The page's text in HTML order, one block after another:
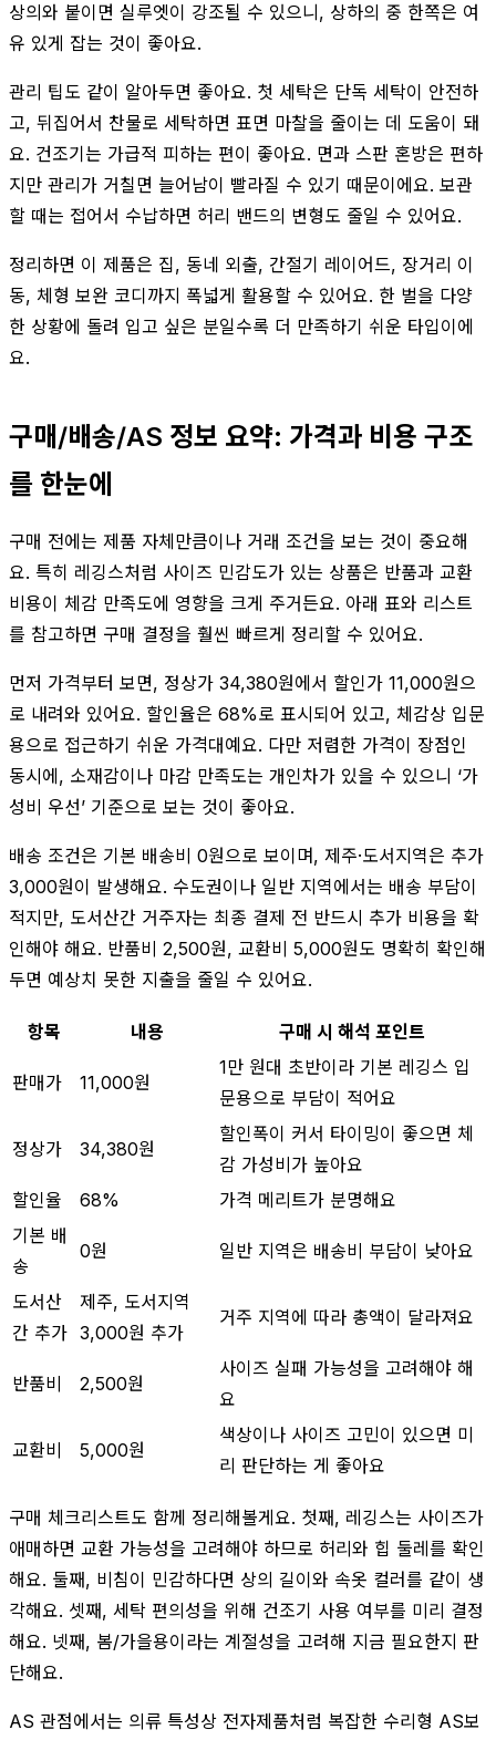
상의와 붙이면 실루엣이 강조될 수 있으니, 상하의 중 한쪽은 여
유 있게 잡는 것이 좋아요.
관리 팁도 같이 알아두면 좋아요. 첫 세탁은 단독 세탁이 안전하
고, 뒤집어서 찬물로 세탁하면 표면 마찰을 줄이는 데 도움이 돼
요. 건조기는 가급적 피하는 편이 좋아요. 면과 스판 혼방은 편하
지만 관리가 거칠면 늘어남이 빨라질 수 있기 때문이에요. 보관
할 때는 접어서 수납하면 허리 밴드의 변형도 줄일 수 있어요.
정리하면 이 제품은 집, 동네 외출, 간절기 레이어드, 장거리 이
동, 체형 보완 코디까지 폭넓게 활용할 수 있어요. 한 벌을 다양
한 상황에 돌려 입고 싶은 분일수록 더 만족하기 쉬운 타입이에
요.
구매/배송/AS 정보 요약: 가격과 비용 구조
를 한눈에
구매 전에는 제품 자체만큼이나 거래 조건을 보는 것이 중요해
요. 특히 레깅스처럼 사이즈 민감도가 있는 상품은 반품과 교환
비용이 체감 만족도에 영향을 크게 주거든요. 아래 표와 리스트
를 참고하면 구매 결정을 훨씬 빠르게 정리할 수 있어요.
먼저 가격부터 보면, 정상가 34,380원에서 할인가 11,000원으
로 내려와 있어요. 할인율은 68%로 표시되어 있고, 체감상 입문
용으로 접근하기 쉬운 가격대예요. 다만 저렴한 가격이 장점인
동시에, 소재감이나 마감 만족도는 개인차가 있을 수 있으니 ‘가
성비 우선’ 기준으로 보는 것이 좋아요.
배송 조건은 기본 배송비 0원으로 보이며, 제주·도서지역은 추가
3,000원이 발생해요. 수도권이나 일반 지역에서는 배송 부담이
적지만, 도서산간 거주자는 최종 결제 전 반드시 추가 비용을 확
인해야 해요. 반품비 2,500원, 교환비 5,000원도 명확히 확인해
두면 예상치 못한 지출을 줄일 수 있어요.
항목 내용 구매 시 해석 포인트
판매가 11,000원
1만 원대 초반이라 기본 레깅스 입
문용으로 부담이 적어요
정상가 34,380원
할인폭이 커서 타이밍이 좋으면 체
감 가성비가 높아요
할인율
68%
가격 메리트가 분명해요
기본 배
송
0원 일반 지역은 배송비 부담이 낮아요
도서산
간 추가
제주, 도서지역
3,000원 추가
거주 지역에 따라 총액이 달라져요
반품비 2,500원
사이즈 실패 가능성을 고려해야 해
요
교환비 5,000원
색상이나 사이즈 고민이 있으면 미
리 판단하는 게 좋아요
구매 체크리스트도 함께 정리해볼게요. 첫째, 레깅스는 사이즈가
애매하면 교환 가능성을 고려해야 하므로 허리와 힙 둘레를 확인
해요. 둘째, 비침이 민감하다면 상의 길이와 속옷 컬러를 같이 생
각해요. 셋째, 세탁 편의성을 위해 건조기 사용 여부를 미리 결정
해요. 넷째, 봄/가을용이라는 계절성을 고려해 지금 필요한지 판
단해요.
AS 관점에서는 의류 특성상 전자제품처럼 복잡한 수리형 AS보